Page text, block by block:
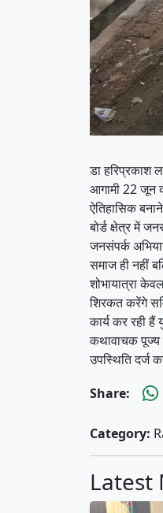
डा हरिप्रकाश
आगामी 22 जून
ऐतिहासिक
बोर्ड क्षेत्र में
जनसंपर्क
समाज ही नहीं
शोभायात्रा
शिरकत करेंगे
कार्य कर रही
कथावाचक पूज्य
उपस्थिति दर्ज
Share:
Category:
Latest